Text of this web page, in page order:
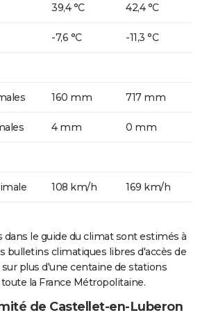
39,4 °C 42,4 °C
-7,6 °C -11,3 °C
160 mm 717 mm
4 mm 0 mm
108 km/h 169 km/h
le guide du climat sont estimés à
bulletins climatiques libres d'accès de
plus d'une centaine de stations
la France Métropolitaine.
de Castellet-en-Luberon